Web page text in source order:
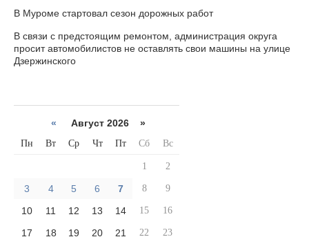
В Муроме стартовал сезон дорожных работ
В связи с предстоящим ремонтом, администрация округа
просит автомобилистов не оставлять свои машины на улице
Дзержинского
« Август 2026 »
Пн Вт Ср Чт Пт Сб Вс
1 2
3 4 5 6 7 8 9
10 11 12 13 14 15 16
17 18 19 20 21 22 23